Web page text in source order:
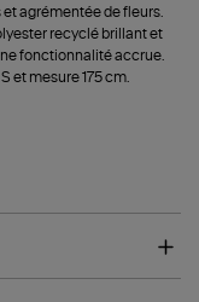
agrémentée de fleurs.
recyclé brillant et
fonctionnalité accrue.
et mesure 175 cm.